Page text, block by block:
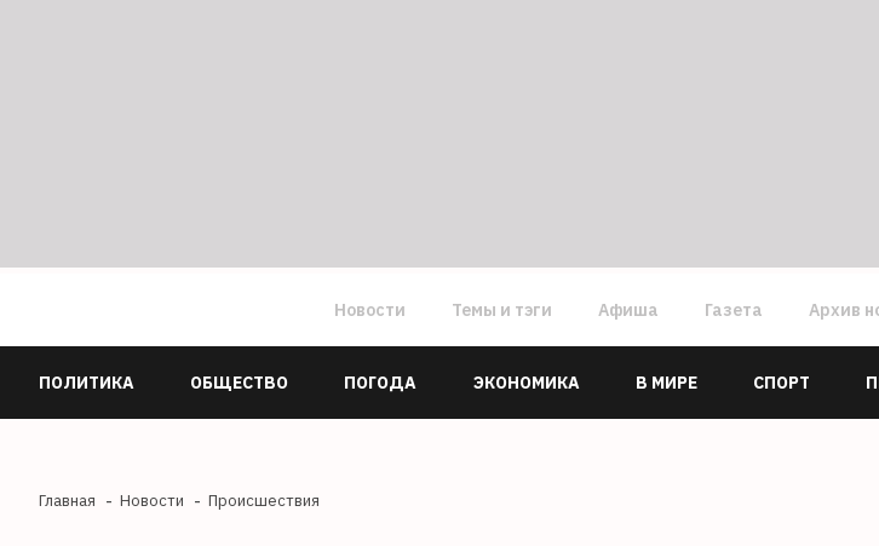
Новости Темы и тэги Афиша Газета Архив
ПОЛИТИКА ОБЩЕСТВО ПОГОДА ЭКОНОМИКА В МИРЕ СПОРТ
Главная Новости Происшествия